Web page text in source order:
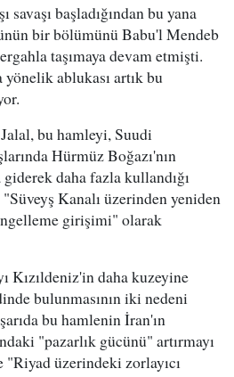
başladığından bu yana
bir bölümünü Babu'l Mendeb
taşımaya devam etmişti.
ablukası artık bu
bu hamleyi, Suudi
Hürmüz Boğazı'nın
daha fazla kullandığı
Kanalı üzerinden yeniden
girişimi" olarak
Kızıldeniz'in daha kuzeyine
bulunmasının iki nedeni
bu hamlenin İran'ın
"pazarlık gücünü" artırmayı
"Riyad üzerindeki zorlayıcı